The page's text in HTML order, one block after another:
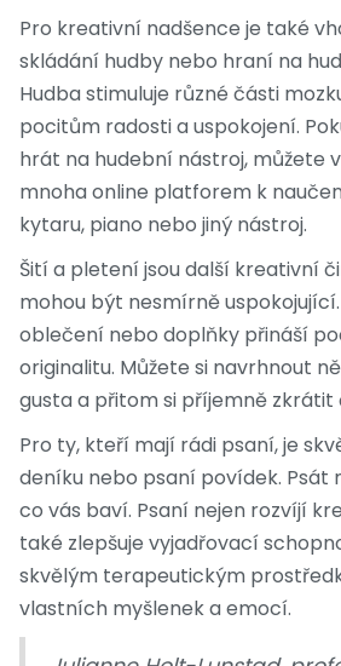
Pro kreativní nadšence je také
skládání hudby nebo hraní na
Hudba stimuluje různé části
pocitům radosti a uspokojení.
hrát na hudební nástroj, můžete
mnoha online platforem k
kytaru, piano nebo jiný nástroj.
Šití a pletení jsou další kreativní
mohou být nesmírně
oblečení nebo doplňky přináší
originalitu. Můžete si navrhnout
gusta a přitom si příjemně zkrátit
Pro ty, kteří mají rádi psaní, je
deníku nebo psaní povídek. Psát
co vás baví. Psaní nejen rozvíjí
také zlepšuje vyjadřovací
skvělým terapeutickým
vlastních myšlenek a emocí.